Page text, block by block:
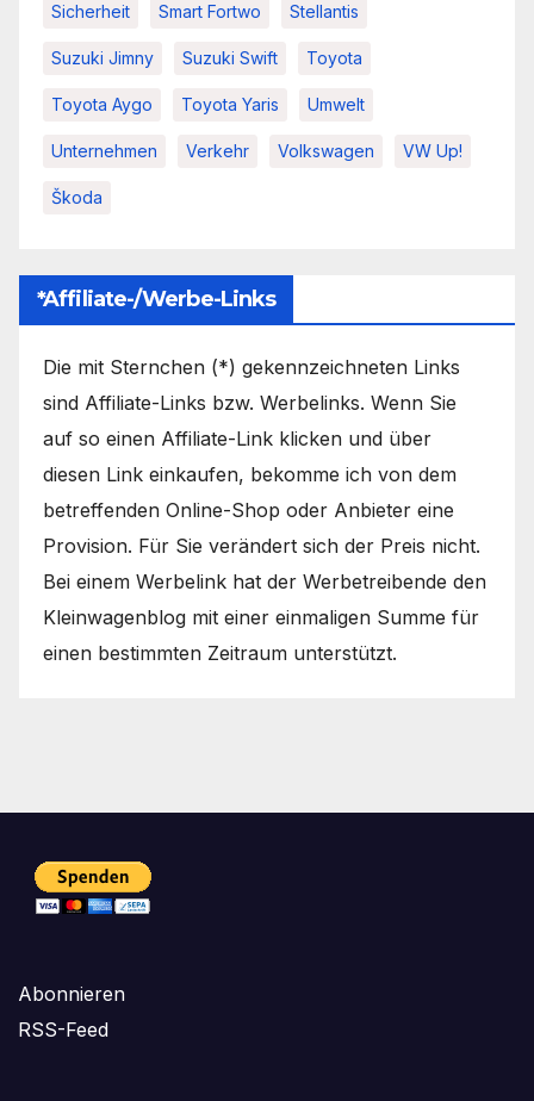
Sicherheit Smart Fortwo Stellantis
Suzuki Jimny Suzuki Swift Toyota
Toyota Aygo Toyota Yaris Umwelt
Unternehmen Verkehr Volkswagen VW Up!
Škoda
*Affiliate-/Werbe-Links
Die mit Sternchen (*) gekennzeichneten Links
sind Affiliate-Links bzw. Werbelinks. Wenn Sie
auf so einen Affiliate-Link klicken und über
diesen Link einkaufen, bekomme ich von dem
betreffenden Online-Shop oder Anbieter eine
Provision. Für Sie verändert sich der Preis nicht.
Bei einem Werbelink hat der Werbetreibende den
Kleinwagenblog mit einer einmaligen Summe für
einen bestimmten Zeitraum unterstützt.
Abonnieren
RSS-Feed